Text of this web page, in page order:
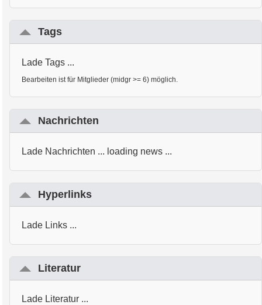
Tags
Lade Tags ...
Bearbeiten ist für Mitglieder (midgr >= 6) möglich.
Nachrichten
Lade Nachrichten ... loading news ...
Hyperlinks
Lade Links ...
Literatur
Lade Literatur ...